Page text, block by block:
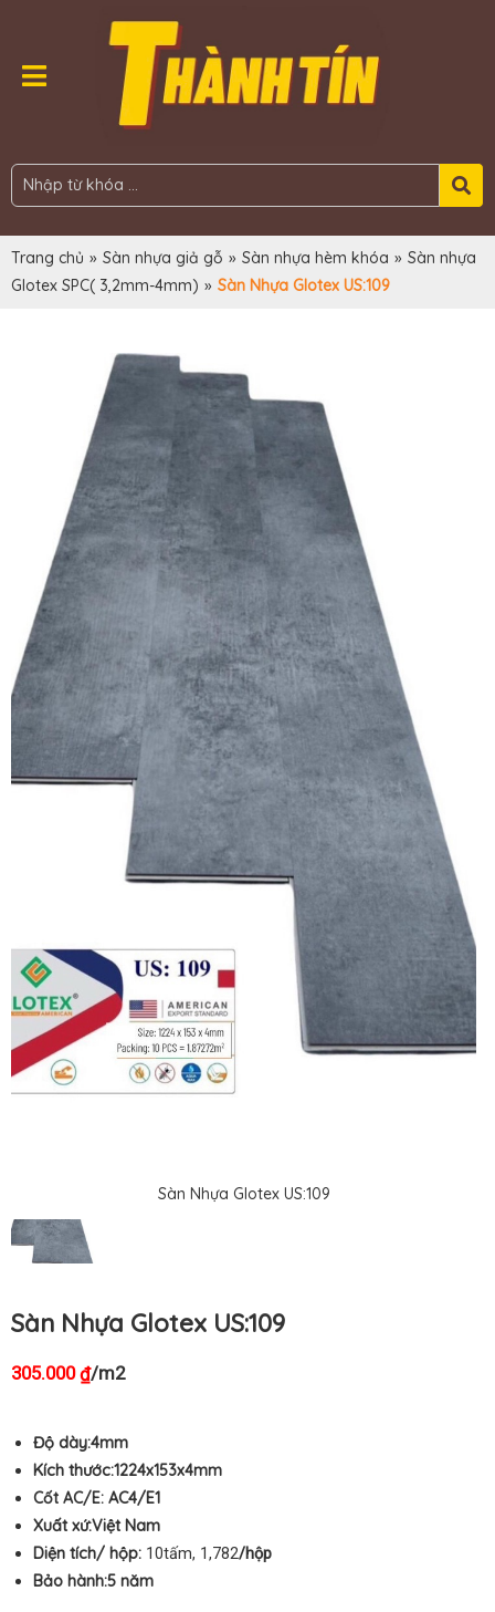
Trang chủ » Sàn nhựa giả gỗ » Sàn nhựa hèm khóa » Sàn nhựa
Glotex SPC( 3,2mm-4mm) » Sàn Nhựa Glotex US:109
Sàn Nhựa Glotex US:109
Sàn Nhựa Glotex US:109
305.000₫/m2
Độ dày:4mm
Kích thước:1224x153x4mm
Cốt AC/E: AC4/E1
Xuất xứ:Việt Nam
Diện tích/ hộp: 10tấm, 1,782/hộp
Bảo hành:5 năm